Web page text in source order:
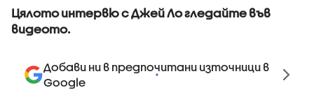
Цялото интервю с Джей Ло гледайте във
видеото.
Добави ни в предпочитани източници в
Google